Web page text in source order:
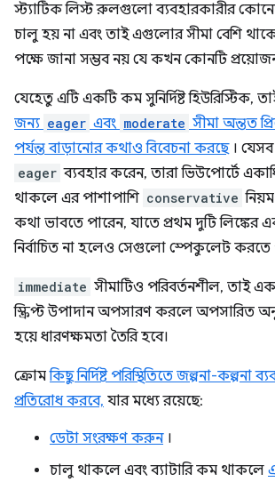
স্ট্যাটিক লিস্ট রুলগুলো ব্যবহারকারীর কোনো
চালু হয় না এবং তাই এগুলোর সীমা বেশি
পক্ষে জানা সম্ভব নয় যে কখন কোনটি
যেহেতু এটি একটি কম সুনির্দিষ্ট হিউরিস্টিক,
জন্য eager এবং moderate সীমা অন্তত
পর্যন্ত বাড়ানোর কথাও বিবেচনা করছে।
eager ব্যবহার করেন, তারা ভিউপোর্টে
থাকলে এর পাশাপাশি conservative
কথা ভাবতে পারেন, যাতে প্রথম দুটি লিঙ্কের
নির্বাচিত না হলেও সেগুলো স্পেকুলেট করতে
immediate সীমাটিও পরিবর্তনশীল, তাই
স্ক্রিপ্ট উপাদান অপসারণ করলে অপসারিত
হয়ে ধারণক্ষমতা তৈরি হবে।
ক্রোমকিছু নির্দিষ্ট পরিস্থিতিতে জল্পনা-কল্পনা
প্রতিরোধ করবে, যার মধ্যে রয়েছে:
ডেটা সংরক্ষণ করুন।
চালু থাকলে এবং ব্যাটারি কম থাকলে